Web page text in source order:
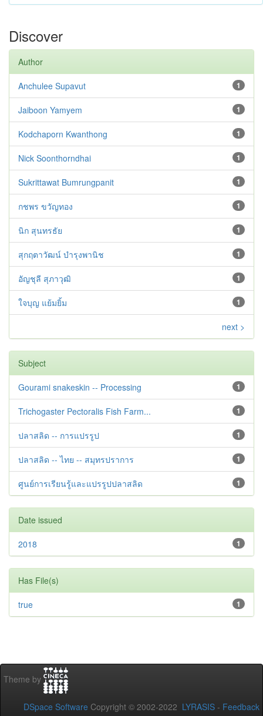
Discover
Author
1
Anchulee Supavut
1
Jaiboon Yamyem
1
Kodchaporn Kwanthong
1
Nick Soonthorndhai
1
Sukrittawat Bumrungpanit
1
กชพร ขวัญทอง
1
นิก สุนทรธัย
1
สุกฤตาวัฒน์ บำรุงพานิช
1
อัญชุลี สุภาวุฒิ
1
ใจบุญ แย้มยิ้ม
next >
Subject
1
Gourami snakeskin -- Processing
1
Trichogaster Pectoralis Fish Farm...
1
ปลาสลิด -- การแปรรูป
1
ปลาสลิด -- ไทย -- สมุทรปราการ
1
ศูนย์การเรียนรู้และแปรรูปปลาสลิด
Date issued
1
2018
Has File(s)
1
true
Theme by
DSpace Software Copyright © 2002-2022 LYRASIS - Feedback